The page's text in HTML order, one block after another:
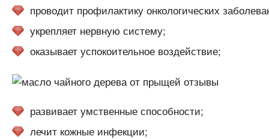
проводит профилактику онкологических
укрепляет нервную систему;
оказывает успокоительное воздействие;
развивает умственные способности;
лечит кожные инфекции;